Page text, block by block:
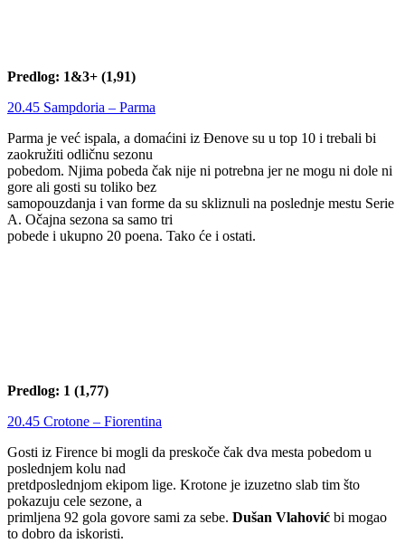
Predlog: 1&3+ (1,91)
20.45 Sampdoria – Parma
Parma je već ispala, a domaćini iz Đenove su u top 10 i trebali bi
zaokružiti odličnu sezonu
pobedom. Njima pobeda čak nije ni potrebna jer ne mogu ni dole ni
gore ali gosti su toliko bez
samopouzdanja i van forme da su skliznuli na poslednje mestu Serie
A. Očajna sezona sa samo tri
pobede i ukupno 20 poena. Tako će i ostati.
Predlog: 1 (1,77)
20.45 Crotone – Fiorentina
Gosti iz Firence bi mogli da preskoče čak dva mesta pobedom u
poslednjem kolu nad
pretdposlednjom ekipom lige. Krotone je izuzetno slab tim što
pokazuju cele sezone, a
primljena 92 gola govore sami za sebe. Dušan Vlahović bi mogao
to dobro da iskoristi.